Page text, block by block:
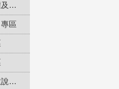
「補課了沒？」人權及轉型正義教育專區
區
防制校園霸凌，勇敢說出來！